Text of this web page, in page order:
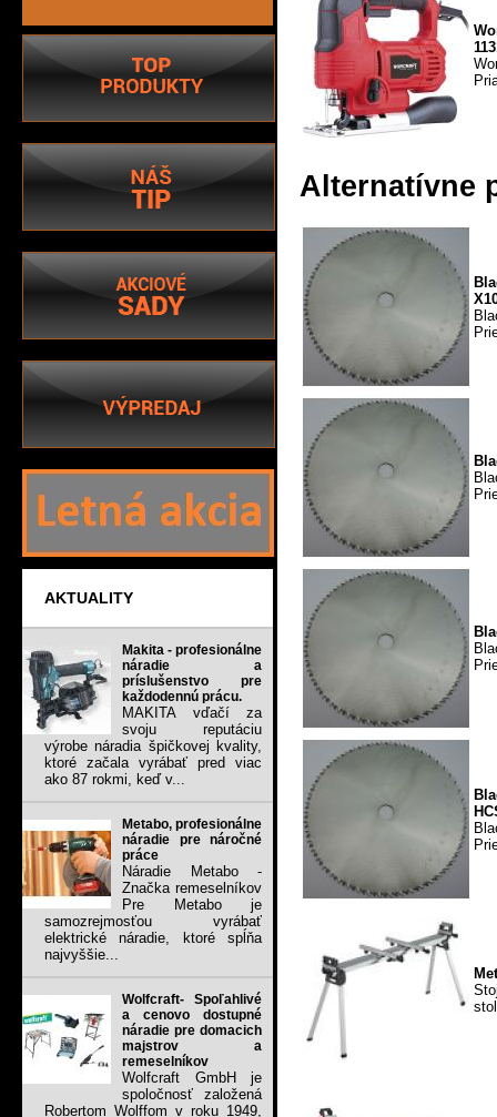
AKTUALITY
Makita - profesionálne
náradie a
príslušenstvo pre
každodennú prácu.
MAKITA vďačí za
svoju reputáciu
výrobe náradia špičkovej kvality,
ktoré začala vyrábať pred viac
ako 87 rokmi, keď v...
Metabo, profesionálne
náradie pre náročné
práce
Náradie Metabo -
Značka remeselníkov
Pre Metabo je
samozrejmosťou vyrábať
elektrické náradie, ktoré spĺňa
najvyššie...
Wolfcraft- Spoľahlivé
a cenovo dostupné
náradie pre domacich
majstrov a
remeselníkov
Wolfcraft GmbH je
spoločnosť založená
Robertom Wolffom v roku 1949,
Alternatívne